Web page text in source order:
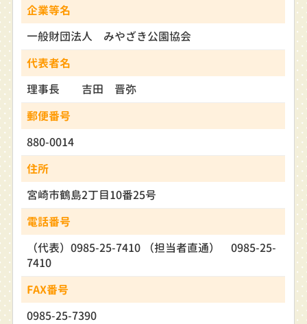
企業等名
一般財団法人 みやざき公園協会
代表者名
理事長 吉田 晋弥
郵便番号
880-0014
住所
宮崎市鶴島2丁目10番25号
電話番号
（代表）0985-25-7410 （担当者直通） 0985-25-
7410
FAX番号
0985-25-7390